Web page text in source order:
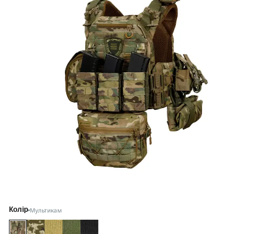
Колір Мультикам